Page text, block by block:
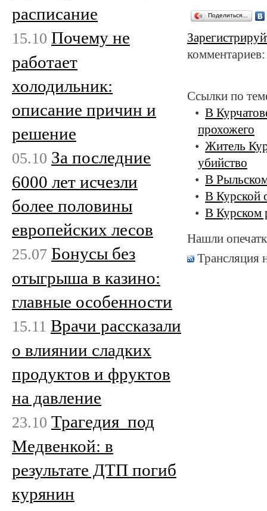
Поделиться…
Ссылки по
В
прохожего
Житель
убийство
В
В Курской
В Курском
Нашли
Трансляция
расписание
15.10 Почему не
работает
холодильник:
описание причин и
решение
05.10 За последние
6000 лет исчезли
более половины
европейских лесов
25.07 Бонусы без
отыгрыша в казино:
главные особенности
15.11 Врачи рассказали
о влиянии сладких
продуктов и фруктов
на давление
23.10 Трагедия под
Медвенкой: в
результате ДТП погиб
курянин